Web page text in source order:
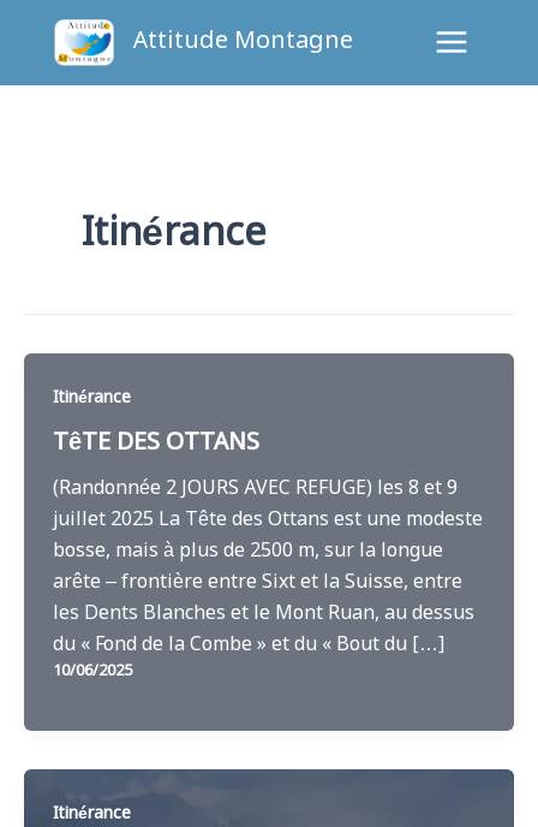
Attitude Montagne
Itinérance
Itinérance
TêTE DES OTTANS
(Randonnée 2 JOURS AVEC REFUGE) les 8 et 9
juillet 2025 La Tête des Ottans est une modeste
bosse, mais à plus de 2500 m, sur la longue
arête – frontière entre Sixt et la Suisse, entre
les Dents Blanches et le Mont Ruan, au dessus
du « Fond de la Combe » et du « Bout du […]
10/06/2025
Itinérance